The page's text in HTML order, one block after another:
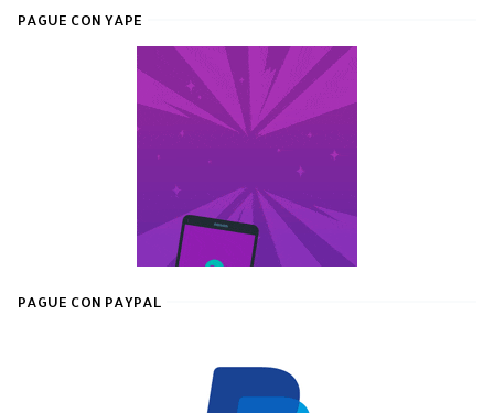
PAGUE CON YAPE
PAGUE CON PAYPAL